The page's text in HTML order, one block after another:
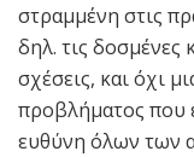
στραμμένη στις
δηλ. τις δοσμένες
σχέσεις, και όχι
προβλήματος που
ευθύνη όλων των